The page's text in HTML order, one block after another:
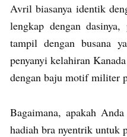
Avril biasanya identik
lengkap dengan
tampil dengan busana
penyanyi kelahiran
dengan baju motif militer
Bagaimana, apakah
hadiah bra nyentrik untuk